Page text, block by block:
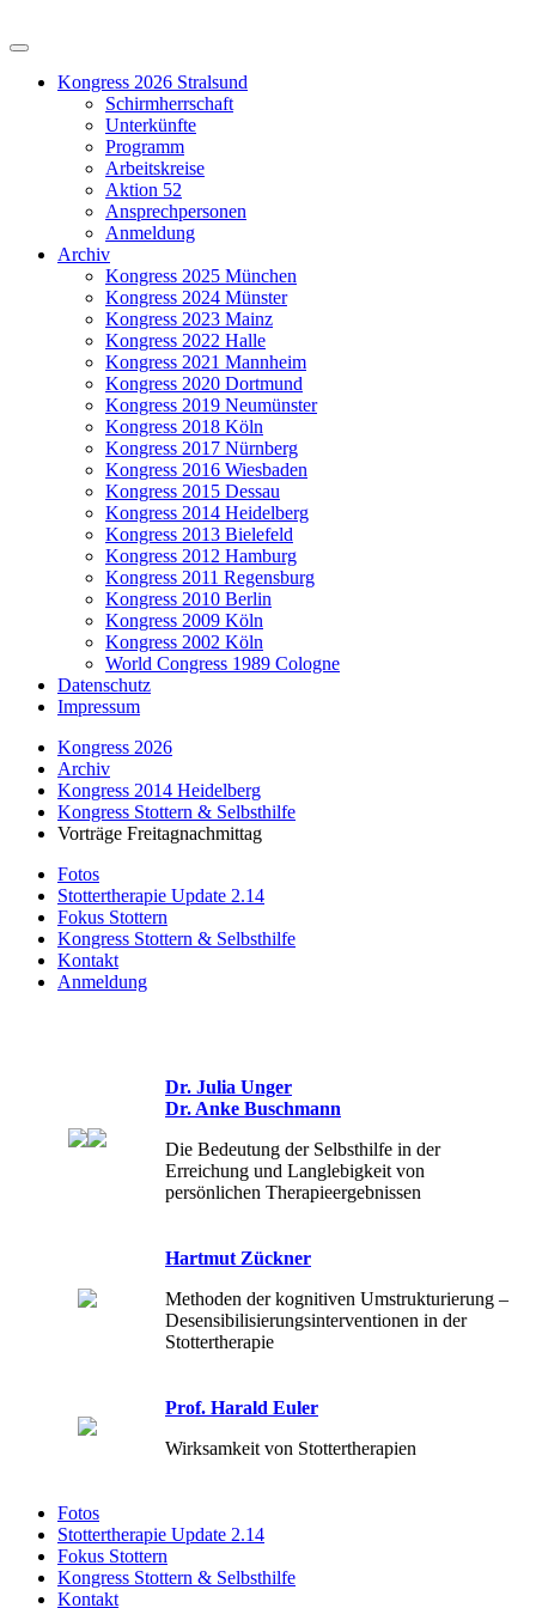
Kongress 2026 Stralsund
Schirmherrschaft
Unterkünfte
Programm
Arbeitskreise
Aktion 52
Ansprechpersonen
Anmeldung
Archiv
Kongress 2025 München
Kongress 2024 Münster
Kongress 2023 Mainz
Kongress 2022 Halle
Kongress 2021 Mannheim
Kongress 2020 Dortmund
Kongress 2019 Neumünster
Kongress 2018 Köln
Kongress 2017 Nürnberg
Kongress 2016 Wiesbaden
Kongress 2015 Dessau
Kongress 2014 Heidelberg
Kongress 2013 Bielefeld
Kongress 2012 Hamburg
Kongress 2011 Regensburg
Kongress 2010 Berlin
Kongress 2009 Köln
Kongress 2002 Köln
World Congress 1989 Cologne
Datenschutz
Impressum
Kongress 2026
Archiv
Kongress 2014 Heidelberg
Kongress Stottern & Selbsthilfe
Vorträge Freitagnachmittag
Fotos
Stottertherapie Update 2.14
Fokus Stottern
Kongress Stottern & Selbsthilfe
Kontakt
Anmeldung
Dr. Julia Unger
Dr. Anke Buschmann
Die Bedeutung der Selbsthilfe in der
Erreichung und Langlebigkeit von
persönlichen Therapieergebnissen
Hartmut Zückner
Methoden der kognitiven Umstrukturierung –
Desensibilisierungsinterventionen in der
Stottertherapie
Prof. Harald Euler
Wirksamkeit von Stottertherapien
Fotos
Stottertherapie Update 2.14
Fokus Stottern
Kongress Stottern & Selbsthilfe
Kontakt